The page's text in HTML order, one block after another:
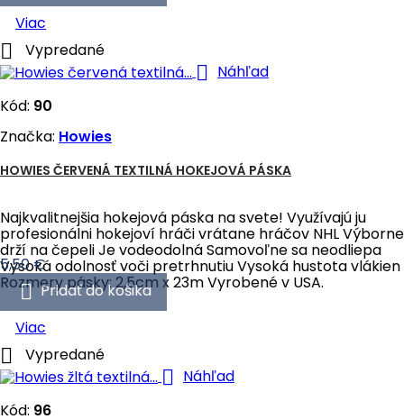
Viac
 Vypredané
 Náhľad
Kód: 90
Značka: Howies
HOWIES ČERVENÁ TEXTILNÁ HOKEJOVÁ PÁSKA
Najkvalitnejšia hokejová páska na svete! Využívajú ju
profesionálni hokejoví hráči vrátane hráčov NHL Výborne
drží na čepeli Je vodeodolná Samovoľne sa neodliepa
Vysoká odolnosť voči pretrhnutiu Vysoká hustota vlákien
Rozmery pásky: 2,5cm x 23m Vyrobené v USA.
Cena
5,50 €
 Pridať do košika
Viac
 Vypredané
 Náhľad
Kód: 96